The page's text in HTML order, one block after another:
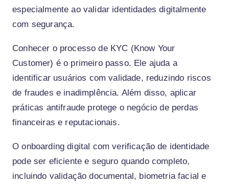
especialmente ao validar identidades digitalmente
com segurança.
Conhecer o processo de KYC (Know Your
Customer) é o primeiro passo. Ele ajuda a
identificar usuários com validade, reduzindo riscos
de fraudes e inadimplência. Além disso, aplicar
práticas antifraude protege o negócio de perdas
financeiras e reputacionais.
O onboarding digital com verificação de identidade
pode ser eficiente e seguro quando completo,
incluindo validação documental, biometria facial e